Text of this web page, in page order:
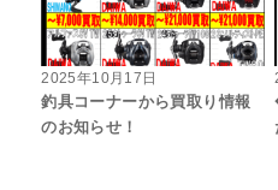
2025年10月17日
釣具コーナーから買取り情報
のお知らせ！